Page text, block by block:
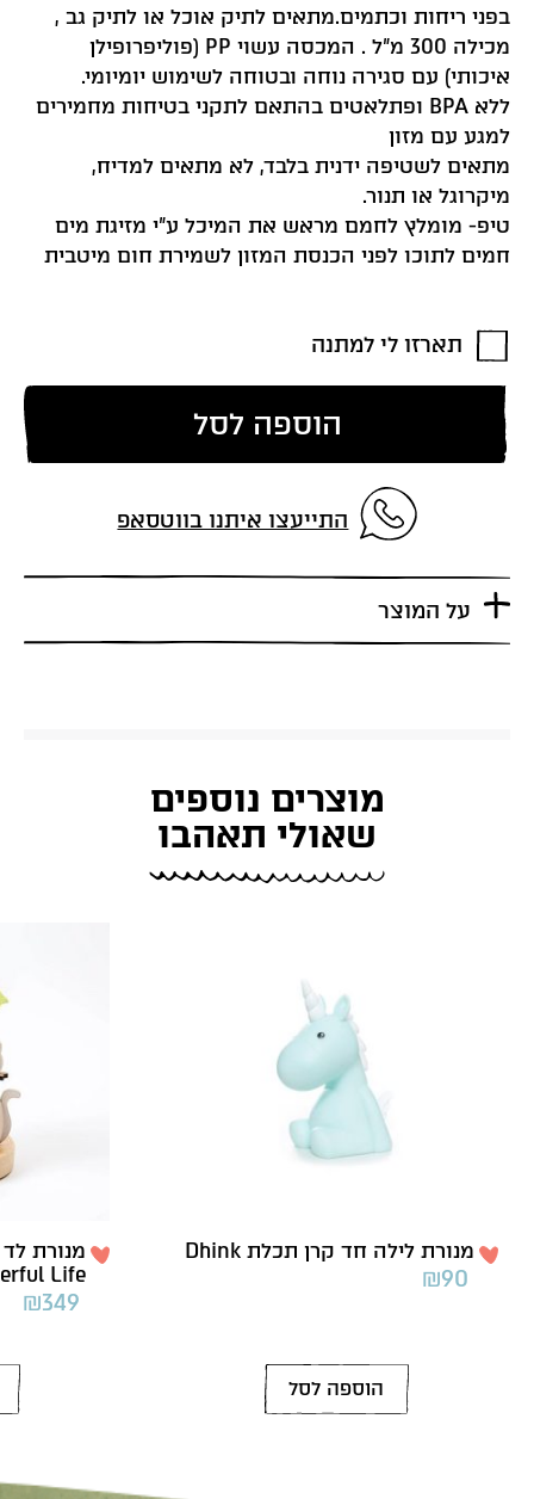
בפני ריחות וכתמים.מתאים לתיק אוכל או לתיק גב ,
מכילה 300 מ”ל . המכסה עשוי PP (פוליפרופילן
איכותי) עם סגירה נוחה ובטוחה לשימוש יומיומי.
ללא BPA ופתלאטים בהתאם לתקני בטיחות מחמירים
למגע עם מזון
מתאים לשטיפה ידנית בלבד, לא מתאים למדיח,
מיקרוגל או תנור.
טיפ- מומלץ לחמם מראש את המיכל ע”י מזיגת מים
חמים לתוכו לפני הכנסת המזון לשמירת חום מיטבית
תארזו לי למתנה
הוספה לסל
התייעצו איתנו בווטסאפ
על המוצר
מוצרים נוספים
שאולי תאהבו
מנורת לילה חד קרן תכלת Dhink
₪90
הוספה לסל
מנורת
Life
₪349